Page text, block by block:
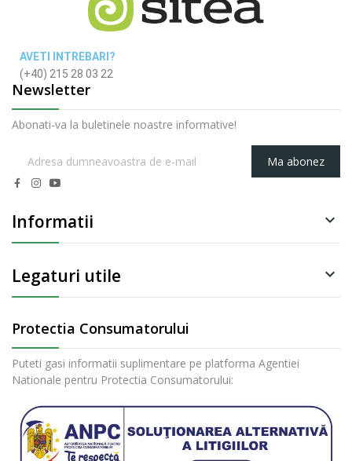
AVETI INTREBARI?
(+40) 215 28 03 22
Newsletter
Abonati-va la buletinele noastre informative!
Ma abonez
Informatii 
Legaturi utile 
Protectia Consumatorului
Puteti gasi informatii suplimentare pe platforma Agentiei
Nationale pentru Protectia Consumatorului: